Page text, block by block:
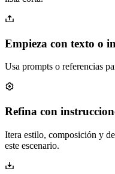
Empieza con texto o
Usa prompts o referencias
Refina con
Itera estilo, composición y
este escenario.